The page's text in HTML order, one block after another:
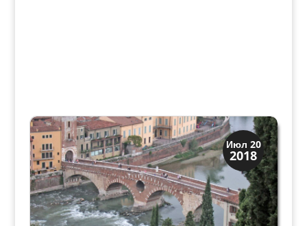
Июл 20
2018
Верона
Экскурсии